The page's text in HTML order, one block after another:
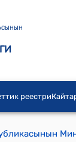
реестри